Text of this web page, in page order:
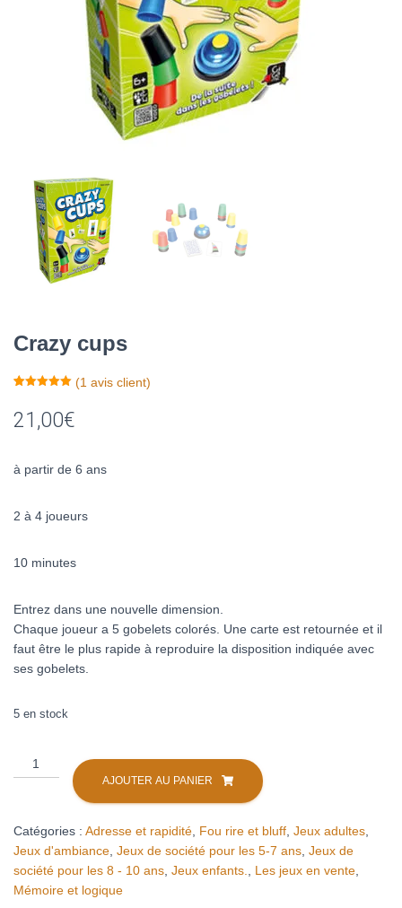
Crazy cups
basé sur
notation
(1 avis client)
21,00€
à partir de 6 ans
2 à 4 joueurs
10 minutes
Entrez dans une nouvelle dimension.
Chaque joueur a 5 gobelets colorés. Une carte est retournée et il
faut être le plus rapide à reproduire la disposition indiquée avec
ses gobelets.
5 en stock
quantité
de
AJOUTER AU PANIER
Catégories : Adresse et rapidité Fou rire et bluff Jeux adultes
Jeux d'ambiance Jeux de société pour les 5-7 ans Jeux de
société pour les 8 - 10 ans Jeux enfants. Les jeux en vente
Mémoire et logique